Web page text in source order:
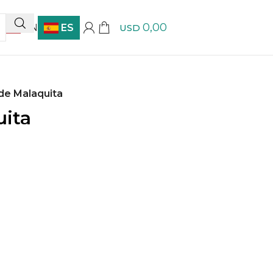
EN ES USD 0,00
Malaquita